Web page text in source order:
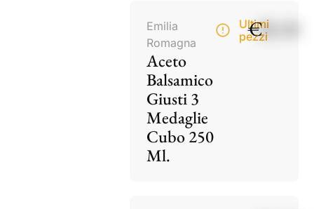
Emilia
Romagna
Aceto
Balsamico
Giusti 3
Medaglie
Cubo 250
Ml.
Ultimi
pezzi
€28,50